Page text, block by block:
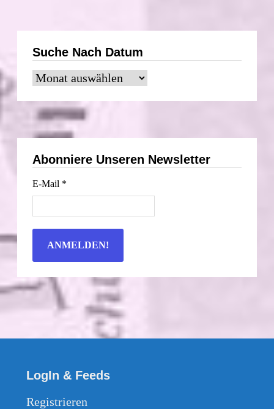
Suche Nach Datum
Suche
nach
Datum
Abonniere Unseren Newsletter
E-Mail *
LogIn & Feeds
Registrieren